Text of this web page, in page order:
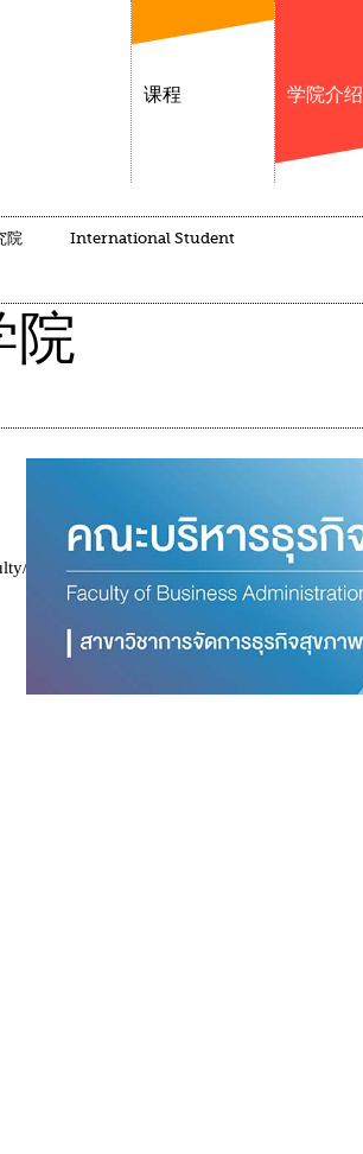
课程 学院介绍
院 International Student
院
faculty-